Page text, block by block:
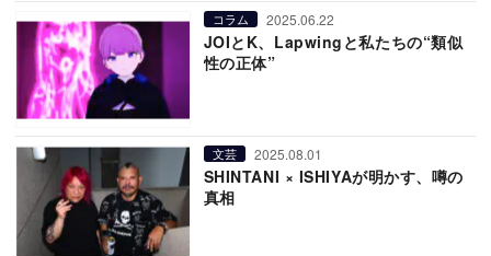
コラム 2025.06.22
JOIとK、Lapwingと私たちの“類似
性の正体”
文芸 2025.08.01
SHINTANI × ISHIYAが明かす、噂の
真相